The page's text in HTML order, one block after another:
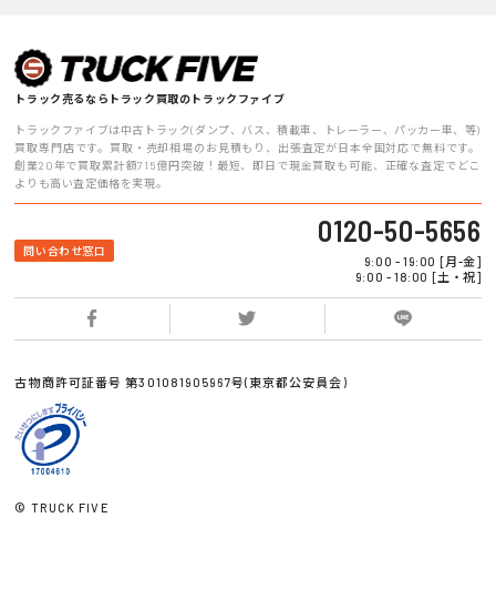
トラック売るならトラック買取のトラックファイブ
トラックファイブは中古トラック(ダンプ、バス、積載車、トレーラー、パッカー車、等)
買取専門店です。買取・売却相場のお見積もり、出張査定が日本全国対応で無料です。
創業20年で買取累計額715億円突破！最短、即日で現金買取も可能、正確な査定でどこ
よりも高い査定価格を実現。
問い合わせ窓口
0120-50-5656
9:00 - 19:00 [月-金]
9:00 - 18:00 [土・祝]
古物商許可証番号 第301081905967号(東京都公安員会)
© TRUCK FIVE